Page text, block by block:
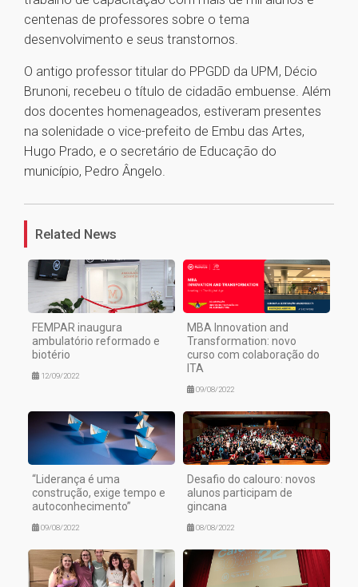
centenas de professores sobre o tema
desenvolvimento e seus transtornos.
O antigo professor titular do PPGDD da UPM, Décio
Brunoni, recebeu o título de cidadão embuense. Além
dos docentes homenageados, estiveram presentes
na solenidade o vice-prefeito de Embu das Artes,
Hugo Prado, e o secretário de Educação do
município, Pedro Ângelo.
Related News
FEMPAR inaugura
ambulatório reformado e
biotério
12/09/2022
MBA Innovation and
Transformation: novo
curso com colaboração do
ITA
09/08/2022
“Liderança é uma
construção, exige tempo e
autoconhecimento”
09/08/2022
Desafio do calouro: novos
alunos participam de
gincana
08/08/2022